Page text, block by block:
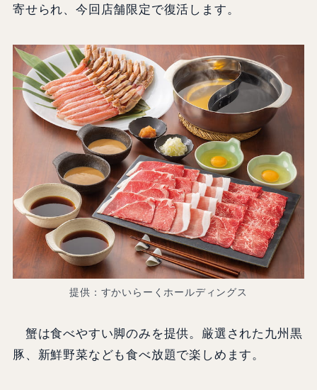
寄せられ、今回店舗限定で復活します。
提供：すかいらーくホールディングス
蟹は食べやすい脚のみを提供。厳選された九州黒
豚、新鮮野菜なども食べ放題で楽しめます。